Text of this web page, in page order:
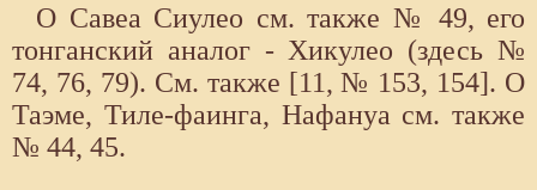
О Савеа Сиулео см. также № 49, его
тонганский аналог - Хикулео (здесь №
74, 76, 79). См. также [11, № 153, 154]. О
Таэме, Тиле-фаинга, Нафануа см. также
№ 44, 45.